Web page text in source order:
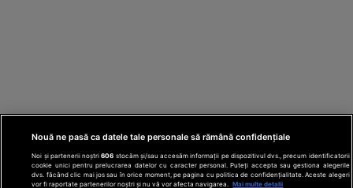
Nouă ne pasă ca datele tale personale să rămână confidențiale
Noi și partenerii noștri606 stocăm și/sau accesăm informații pe dispozitivul dvs., precum identificatorii
cookie unici pentru prelucrarea datelor cu caracter personal. Puteți accepta sau gestiona alegerile
dvs. făcând clic mai jos sau în orice moment, pe pagina cu politica de confidențialitate. Aceste alegeri
vor fi raportate partenerilor noștri și nu vă vor afecta navigarea.
Mai multe detalii